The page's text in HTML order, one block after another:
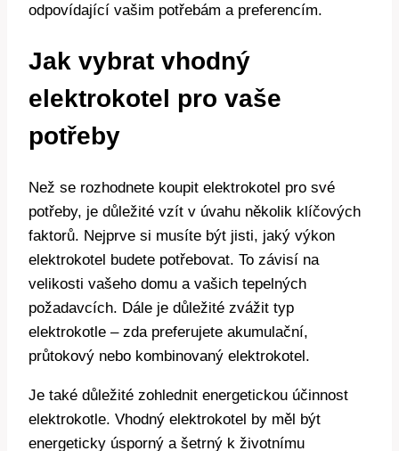
odpovídající vašim potřebám a ​preferencím.
Jak‍ vybrat vhodný
elektrokotel pro vaše
potřeby
Než ⁤se rozhodnete koupit elektrokotel ⁣pro své
potřeby, je ⁣důležité vzít v úvahu několik klíčových
faktorů. Nejprve si musíte být jisti, ⁢jaký výkon
elektrokotel budete potřebovat. To závisí na
velikosti vašeho domu a vašich tepelných
požadavcích. Dále je důležité zvážit typ
elektrokotle – zda ‌preferujete akumulační, ​
průtokový⁤ nebo kombinovaný elektrokotel.
Je také důležité zohlednit energetickou účinnost
elektrokotle. Vhodný ⁢elektrokotel by ⁤měl být
energeticky úsporný a šetrný‌ k životnímu